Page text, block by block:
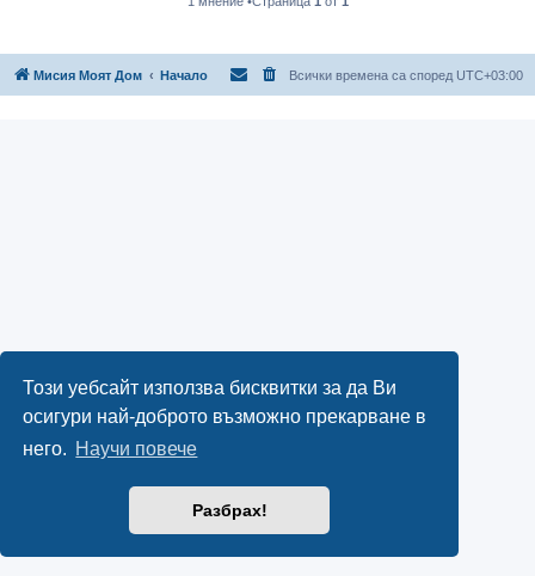
Този уебсайт използва бисквитки за да Ви
осигури най-доброто възможно прекарване в
него. Научи повече
Разбрах!
Мисия Моят Дом Начало Всички времена са според UTC+03:00